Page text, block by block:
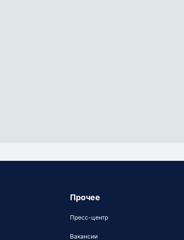
Прочее
Пресс-центр
Вакансии